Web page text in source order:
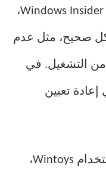
حتى إذا لم تكن جزءًا من برنامج Windows Insider،
صحيح، مثل عدم
من التشغيل. في
تعيين
مع ذلك، لإعادة تعيين تطبيق باستخدام Wintoys،